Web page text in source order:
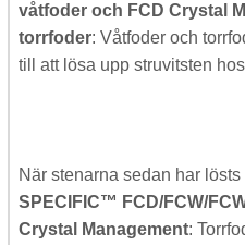
våtfoder och FCD Crystal
torrfoder: Våtfoder och
till att lösa upp struvitsten
När stenarna sedan har
SPECIFIC™ FCD/FCW/
Crystal Management: